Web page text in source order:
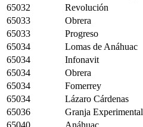
65032
Revolución
65033
Obrera
65033
Progreso
65034
Lomas de Anáhuac
65034
Infonavit
65034
Obrera
65034
Fomerrey
65034
Lázaro Cárdenas
65036
Granja Experimental
65040
Anáhuac